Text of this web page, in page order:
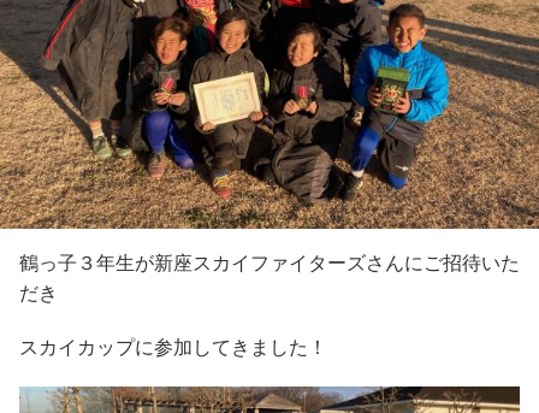
鶴っ子３年生が新座スカイファイターズさんにご招待いた
だき
スカイカップに参加してきました！